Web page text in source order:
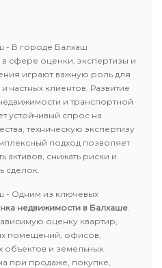
- В городе Балхаш
сфере оценки, экспертизы и
играют важную роль для
клиентов. Развитие
и транспортной
устойчивый спрос на
техническую экспертизу
подход позволяет
активов, снижать риски и
сделок.
- Одним из ключевых
недвижимости в Балхаше.
оценку квартир,
помещений, офисов,
объектов и земельных
при продаже, покупке,